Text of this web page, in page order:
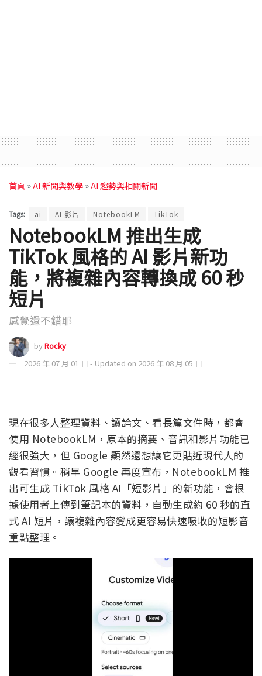
首頁 »AI 新聞與教學 »AI 趨勢與相關新聞
Tags: ai AI 影片 NotebookLM TikTok
NotebookLM 推出生成
TikTok 風格的 AI 影片新功
能，將複雜內容轉換成 60 秒
短片
感覺還不錯耶
byRocky
2026 年 07 月 01 日 - Updated on 2026 年 08 月 05 日
現在很多人整理資料、讀論文、看長篇文件時，都會
使用 NotebookLM，原本的摘要、音訊和影片功能已
經很強大，但 Google 顯然還想讓它更貼近現代人的
觀看習慣。稍早 Google 再度宣布，NotebookLM 推
出可生成 TikTok 風格 AI「短影片」的新功能，會根
據使用者上傳到筆記本的資料，自動生成約 60 秒的直
式 AI 短片，讓複雜內容變成更容易快速吸收的短影音
重點整理。